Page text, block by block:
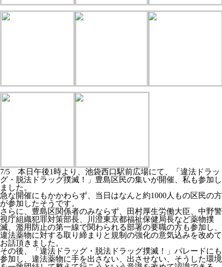
7/5 本日午後1時より、池袋西口駅前広場にて、「違法ドラッ
グ・脱法ドラッグ撲滅！」豊島区民の集いが開催、私も参加し
ました。
急な開催にもかかわらず、当日はなんと約1000人もの区民の方
が参加したそうです。
さらに、豊島区関係者のみならず、田村厚生労働大臣、中野警
視庁組織犯罪対策部長、川澄東京都福祉保健局長など薬物撲
滅、濫用防止の第一線で関わられる部署の要職の方も参加し、
違法薬物に対する取り締まりと規制の強化の意気込みを改めて
お話頂きました。
その後、「違法ドラッグ・脱法ドラッグ撲滅！」パレードにも
参加し、違法薬物に手を出さない、出させない、そうした環境